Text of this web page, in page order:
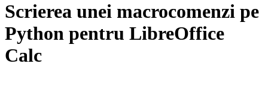
Scrierea unei macrocomenzi pe
Python pentru LibreOffice
Calc